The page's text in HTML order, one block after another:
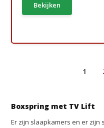
Bekijken
1
Boxspring met TV Lift
Er zijn slaapkamers en er zijn